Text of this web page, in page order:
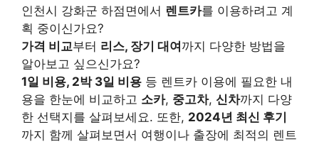
인천시 강화군 하점면에서 렌트카를 이용하려고 계
획 중이신가요?
가격 비교부터 리스, 장기 대여까지 다양한 방법을
알아보고 싶으신가요?
1일 비용, 2박 3일 비용 등 렌트카 이용에 필요한 내
용을 한눈에 비교하고 소카, 중고차, 신차까지 다양
한 선택지를 살펴보세요. 또한, 2024년 최신 후기
까지 함께 살펴보면서 여행이나 출장에 최적의 렌트